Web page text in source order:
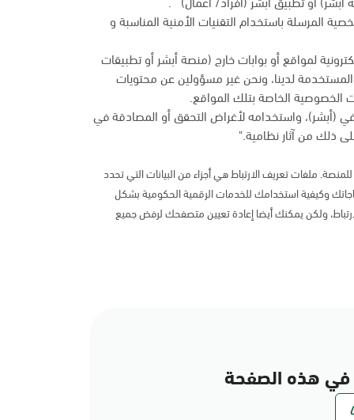
المرسلة باستخدام التقنيات الأمنية المناسبة و
لمواقع أو بوابات خارج (منصة أبشر أو تطبيقات
لدينا، ونحن غير مسؤولين عن محتويات
الخاصة بتلك المواقع.
(أبشر)، واستخدامه لأغراض التحقق أو المصادقة في
ذلك من آثار نظامية."
ملفات تعريف الارتباط هي أجزاء من البيانات التي تحدد
وكيفية استخدامك للخدمات الرقمية الحكومية بشكل
ولكن يمكنك أيضا إعادة تعيين متصفحك لرفض جميع
هذه الصفحة